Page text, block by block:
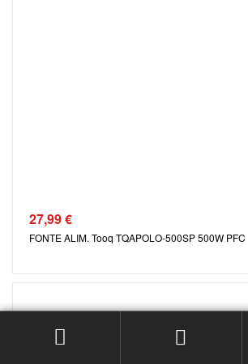
27,99€
FONTE ALIM. Tooq TQAPOLO-500SP 500W PFC